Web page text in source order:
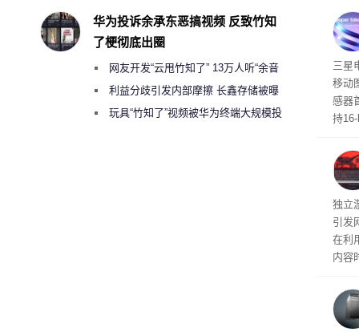
入
传
三星
移动
感器
持
文
独立
引发
在利
内容
华为投诉余承东恶搞视频 反致竹知
了梗彻底出圈
网友开发“云甩竹知了” 13万人听“余音
绕梁”利益分歧引发内部摩擦 长鑫存储被曝
曾将华为驻场工程师驱逐出研发基地
玩具“竹知了”视频被华为终端大规模投